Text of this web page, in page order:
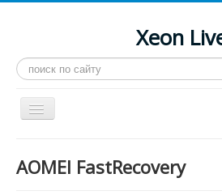
Xeon
Искать...
Toggle
Navigation
LGA 2011-3
AOMEI FastRecovery